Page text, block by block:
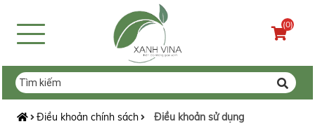
(0)
Điều khoản chính sách Điều khoản sử dụng